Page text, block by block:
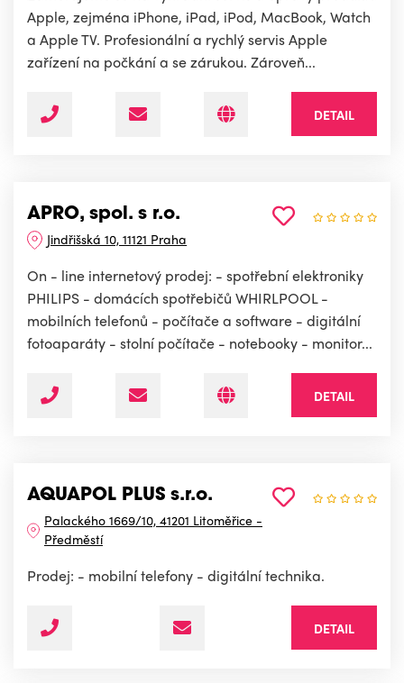
Apple, zejména iPhone, iPad, iPod, MacBook, Watch
a Apple TV. Profesionální a rychlý servis Apple
zařízení na počkání a se zárukou. Zároveň...
DETAIL
APRO, spol. s r.o.
Jindřišská 10, 11121 Praha
On - line internetový prodej: - spotřební elektroniky
PHILIPS - domácích spotřebičů WHIRLPOOL -
mobilních telefonů - počítače a software - digitální
fotoaparáty - stolní počítače - notebooky - monitor...
DETAIL
AQUAPOL PLUS s.r.o.
Palackého 1669/10, 41201 Litoměřice -
Předměstí
Prodej: - mobilní telefony - digitální technika.
DETAIL